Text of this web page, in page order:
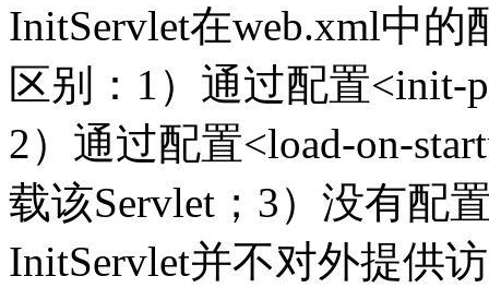
InitServlet在web.xml中
区别：1）通过配置<init-
2）通过配置<load-on-
载该Servlet；3）没有配
InitServlet并不对外提供